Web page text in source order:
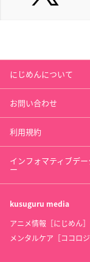
にじめんについて
お問い合わせ
利用規約
インフォマティブデ
ー
kusuguru media
アニメ情報［にじめん］
メンタルケア［ココロジ